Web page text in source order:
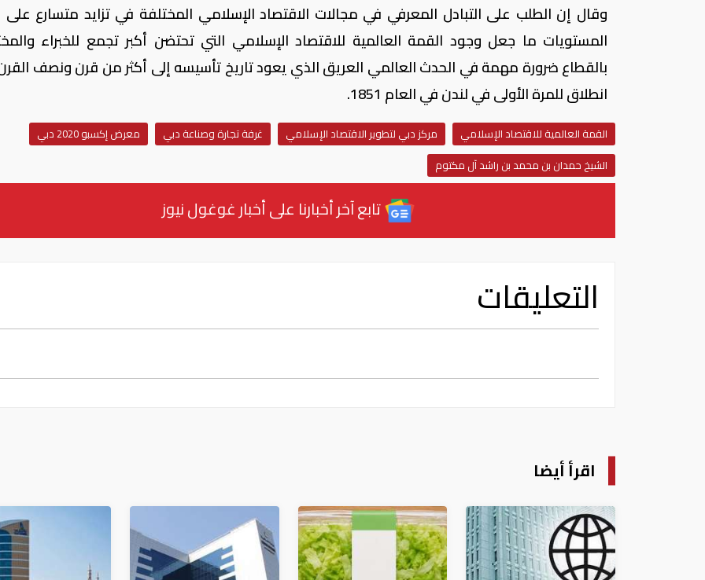
وقال إن الطلب على التبادل المعرفي في مجالات الاقتصاد الإسلامي المختلفة في تزايد متسارع
المستويات ما جعل وجود القمة العالمية للاقتصاد الإسلامي التي تحتضن أكبر تجمع للخبراء
بالقطاع ضرورة مهمة في الحدث العالمي العريق الذي يعود تاريخ تأسيسه إلى أكثر من قرن ونصف
انطلاق للمرة الأولى في لندن في العام 1851.
القمة العالمية للاقتصاد الإسلامي مركز دبي لتطوير الاقتصاد الإسلامي غرفة تجارة وصناعة دبي
معرض إكسبو 2020 دبي
الشيخ حمدان بن محمد بن راشد آل مكتوم
تابع آخر أخبارنا على أخبار غوغول نيوز
التعليقات
اقرأ أيضا